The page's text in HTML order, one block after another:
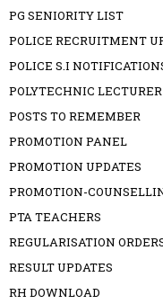
PG SENIORITY LIST
POLICE RECRUITMENT
POLICE S.I
POLYTECHNIC
POSTS TO REMEMBER
PROMOTION PANEL
PROMOTION UPDATES
PROMOTION-
PTA TEACHERS
REGULARISATION
RESULT UPDATES
RH DOWNLOAD